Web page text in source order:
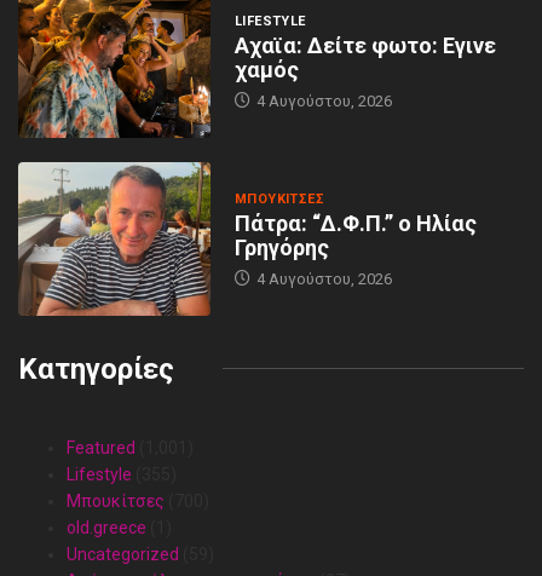
LIFESTYLE
Αχαϊα: Δείτε φωτο: Εγινε
χαμός
4 Αυγούστου, 2026
MΠΟΥΚΊΤΣΕΣ
Πάτρα: “Δ.Φ.Π.” ο Ηλίας
Γρηγόρης
4 Αυγούστου, 2026
Κατηγορίες
Featured
Lifestyle
Mπουκίτσες
old.greece
Uncategorized